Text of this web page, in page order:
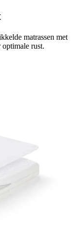
matrassen met
optimale rust.